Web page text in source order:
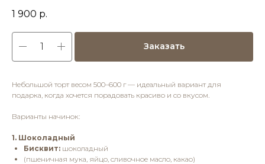
1 900 р.
Заказать
Небольшой торт весом 500–600 г — идеальный вариант для
подарка, когда хочется порадовать красиво и со вкусом.
Варианты начинок:
1. Шоколадный
Бисквит: шоколадный
(пшеничная мука, яйцо, сливочное масло, какао)